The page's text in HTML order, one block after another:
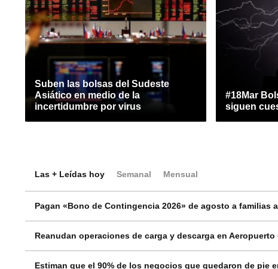
Suben las bolsas del Sudeste
Asiático en medio de la
incertidumbre por virus
#18Mar
siguen
Las + Leídas hoy Semanal Mensual
Pagan «Bono de Contingencia 2026» de agosto a familias
Reanudan operaciones de carga y descarga en
Estiman que el 90% de los negocios que quedaron de pie